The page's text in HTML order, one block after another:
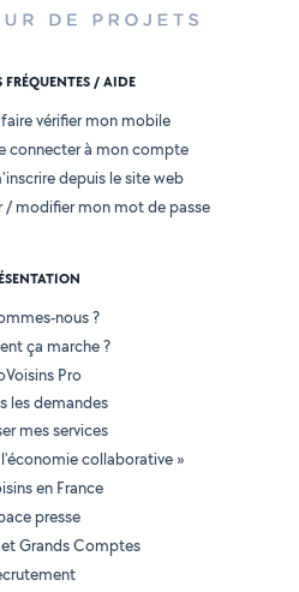
FRÉQUENTES / AIDE
faire vérifier mon mobile
connecter à mon compte
depuis le site web
modifier mon mot de passe
nous ?
ça marche ?
Pro
les demandes
mes services
collaborative »
en France
presse
et Grands Comptes